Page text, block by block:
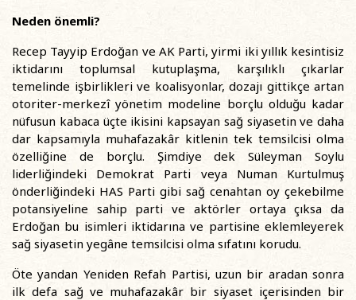
Neden önemli?
Recep Tayyip Erdoğan ve AK Parti, yirmi iki yıllık kesintisiz
iktidarını toplumsal kutuplaşma, karşılıklı çıkarlar
temelinde işbirlikleri ve koalisyonlar, dozajı gittikçe artan
otoriter-merkezî yönetim modeline borçlu olduğu kadar
nüfusun kabaca üçte ikisini kapsayan sağ siyasetin ve daha
dar kapsamıyla muhafazakâr kitlenin tek temsilcisi olma
özelliğine de borçlu. Şimdiye dek Süleyman Soylu
liderliğindeki Demokrat Parti veya Numan Kurtulmuş
önderliğindeki HAS Parti gibi sağ cenahtan oy çekebilme
potansiyeline sahip parti ve aktörler ortaya çıksa da
Erdoğan bu isimleri iktidarına ve partisine eklemleyerek
sağ siyasetin yegâne temsilcisi olma sıfatını korudu.
Öte yandan Yeniden Refah Partisi, uzun bir aradan sonra
ilk defa sağ ve muhafazakâr bir siyaset içerisinden bir